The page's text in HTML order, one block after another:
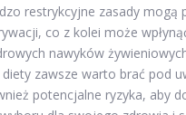
restrykcyjne zasady mogą
co z kolei może
nawyków
diety zawsze warto brać pod
potencjalne ryzyka, aby